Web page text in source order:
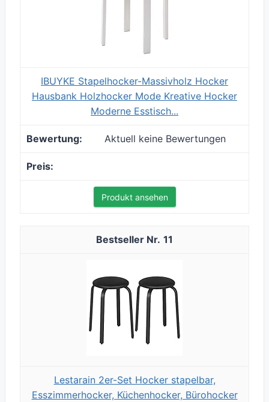
IBUYKE Stapelhocker-Massivholz Hocker
Hausbank Holzhocker Mode Kreative Hocker
Moderne Esstisch...
Aktuell keine Bewertungen
Produkt ansehen
11
Lestarain 2er-Set Hocker stapelbar,
Esszimmerhocker, Küchenhocker, Bürohocker